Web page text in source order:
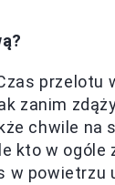
przelotu
zanim
chwile
kto w ogóle
powietrzu